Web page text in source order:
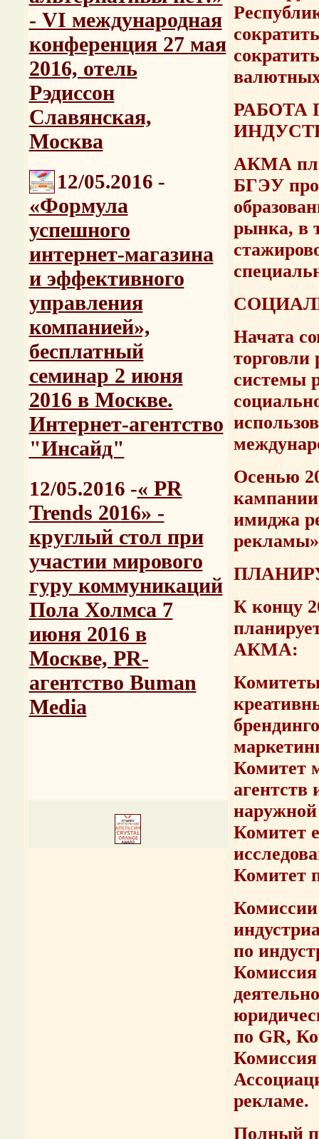
- VI международная
конференция 27 мая
2016, отель
Рэдиссон
Славянская,
Москва
12/05.2016 -
«Формула
успешного
интернет-магазина
и эффективного
управления
компанией»,
бесплатный
семинар 2 июня
2016 в Москве.
Интернет-агентство
"Инсайд"
12/05.2016 -« PR
Trends 2016» -
круглый стол при
участии мирового
гуру коммуникаций
Пола Холмса 7
июня 2016 в
Москве, PR-
агентство Buman
Media
РАБОТА
АКМА
БГЭУ
рынка, в
Начата
торговли
системы
Осенью
имиджа
К концу
АКМА:
Комитет
агентств
Комитет
Комитет
по
по GR,
Комиссия
рекламе.
Полный